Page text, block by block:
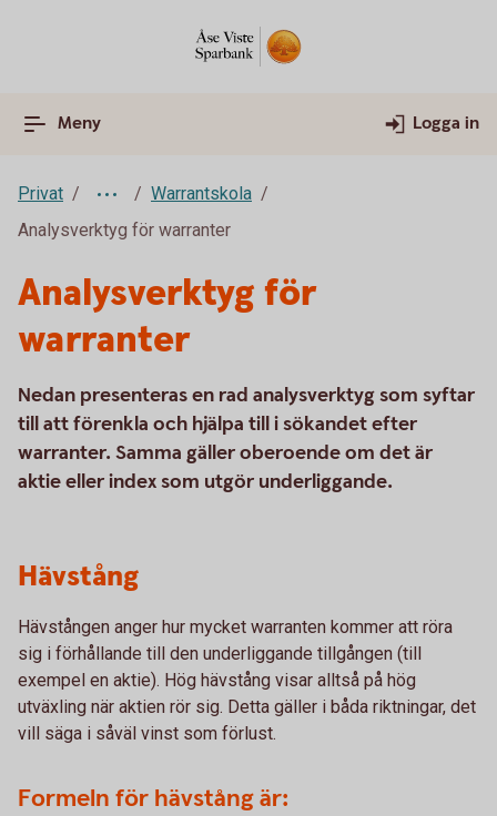
Meny Logga in
Privat
Warrantskola
Analysverktyg för warranter
Analysverktyg för
warranter
Nedan presenteras en rad analysverktyg som syftar
till att förenkla och hjälpa till i sökandet efter
warranter. Samma gäller oberoende om det är
aktie eller index som utgör underliggande.
Hävstång
Hävstången anger hur mycket warranten kommer att röra
sig i förhållande till den underliggande tillgången (till
exempel en aktie). Hög hävstång visar alltså på hög
utväxling när aktien rör sig. Detta gäller i båda riktningar, det
vill säga i såväl vinst som förlust.
Formeln för hävstång är: